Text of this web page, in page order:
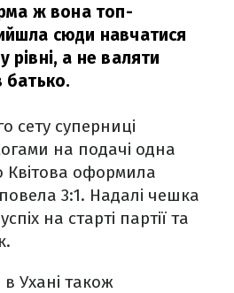
ж вона топ-
сюди навчатися
рівні, а не валяти
батько.
сету суперниці
на подачі одна
Квітова оформила
3:1. Надалі чешка
на старті партії та
в Ухані також